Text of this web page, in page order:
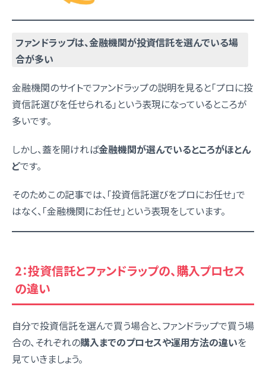
ファンドラップは、金融機関が投資信託を選んでいる場
合が多い
金融機関のサイトでファンドラップの説明を見ると「プロに投
資信託選びを任せられる」という表現になっているところが
多いです。
しかし、蓋を開ければ金融機関が選んでいるところがほとん
どです。
そのためこの記事では、「投資信託選びをプロにお任せ」で
はなく、「金融機関にお任せ」という表現をしています。
2：投資信託とファンドラップの、購入プロセス
の違い
自分で投資信託を選んで買う場合と、ファンドラップで買う場
合の、それぞれの購入までのプロセスや運用方法の違いを
見ていきましょう。